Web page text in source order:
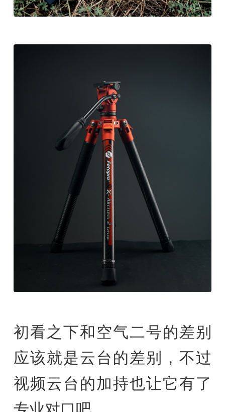
初看之下和空气二号的差别
应该就是云台的差别，不过
视频云台的加持也让它有了